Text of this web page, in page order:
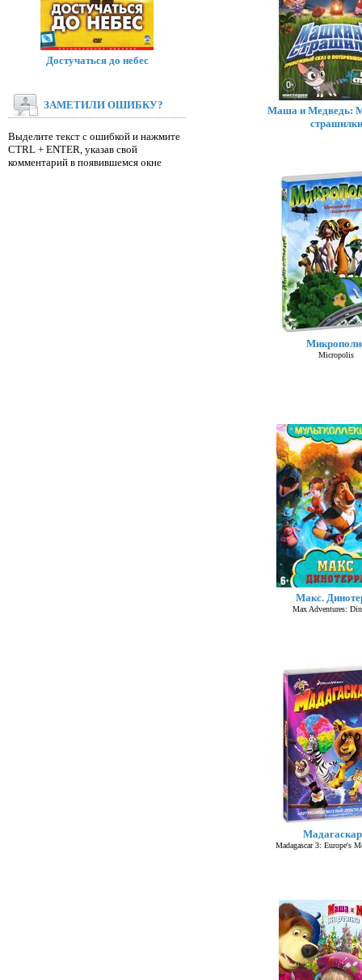
Маша и Медведь:
страшилки
Micropolis
Макс.
Max Adventures:
Madagascar 3: Europe's
Достучаться до небес
ЗАМЕТИЛИ ОШИБКУ?
Выделите текст с ошибкой и нажмите
CTRL + ENTER, указав свой
комментарий в появившемся окне